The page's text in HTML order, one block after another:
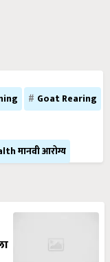
Goat Rearing
मानवी आरोग्य